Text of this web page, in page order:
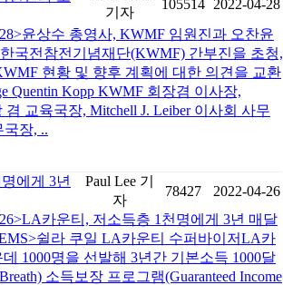
기자
105514 2022-04-28
윤상수 총영사, KWMF 임원진과 오찬윤
국전참전기념재단(KWMF) 간부진을 초청,
현황 및 향후 계획에 대한 의견을 교환
Quentin Kopp KWMF 회장겸 이사장,
겸 교육국장, Mitchell J. Leiber 이사회 사무
국장, ..
에게 3년
Paul Lee 기
자
78427
2022-04-26
카운티, 저소득층 1천명에게 3년 매달
쉴라 쿠일 LA카운티 수퍼바이저LA카
1000명을 선발해 3년간 기본소득 1000달
소득보장 프로그램(Guaranteed Income